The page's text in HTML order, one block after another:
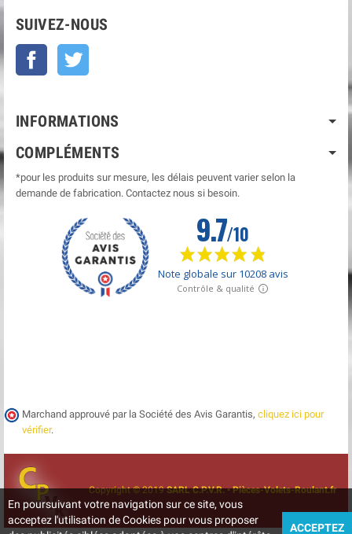
SUIVEZ-NOUS
Facebook
INFORMATIONS
COMPLÉMENTS
*pour les produits sur mesure, les délais peuvent varier selon la
demande de fabrication. Contactez nous si besoin.
Marchand approuvé par la Société des Avis Garantis, cliquez ici pour
vérifier.
Copyright © 2019SARL C.P.V.R. • Pièces-Volets-Roulant.fr
En poursuivant votre navigation sur ce site, vous
acceptez l'utilisation de Cookies pour vous proposer
ACCEPTEZ